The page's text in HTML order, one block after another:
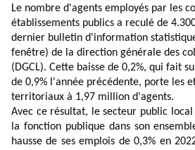
Le nombre d'agents employés par les
établissements publics a reculé de
dernier bulletin d'information
fenêtre) de la direction générale des
(DGCL). Cette baisse de 0,2%, qui fait
de 0,9% l'année précédente, porte les
territoriaux à 1,97 million d'agents.
Avec ce résultat, le secteur public
la fonction publique dans son
hausse de ses emplois de 0,3% en